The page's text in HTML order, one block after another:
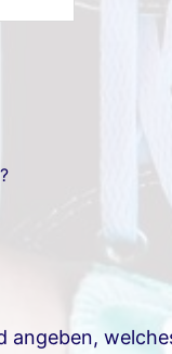
angeben,